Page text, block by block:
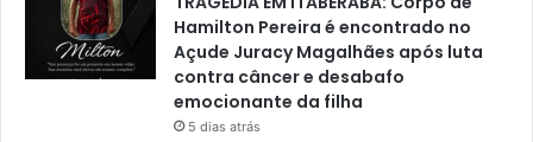
Hamilton Pereira é encontrado no
Açude Juracy Magalhães após luta
contra câncer e desabafo
emocionante da filha
5 dias atrás